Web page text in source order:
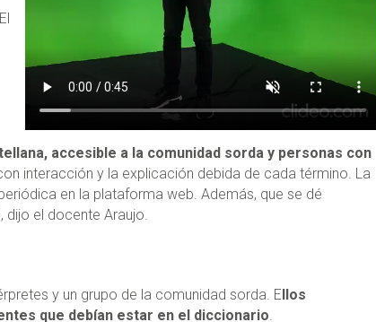
El
accesible a la comunidad sorda y personas con
interacción y la explicación debida de cada término. La
en la plataforma web. Además, que se dé
dijo el docente Araujo.
y un grupo de la comunidad sorda. E llos
que debían estar en el diccionario.